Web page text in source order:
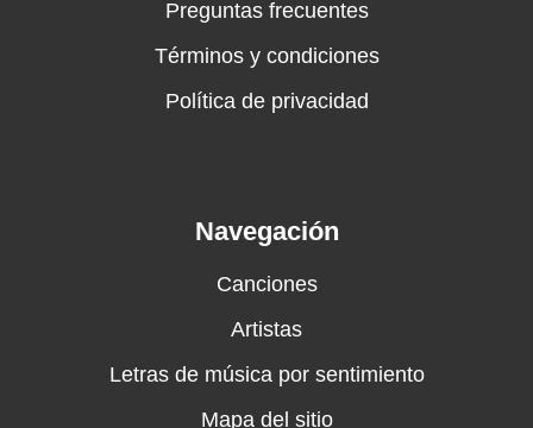
Preguntas frecuentes
Términos y condiciones
Política de privacidad
Navegación
Canciones
Artistas
Letras de música por sentimiento
Mapa del sitio